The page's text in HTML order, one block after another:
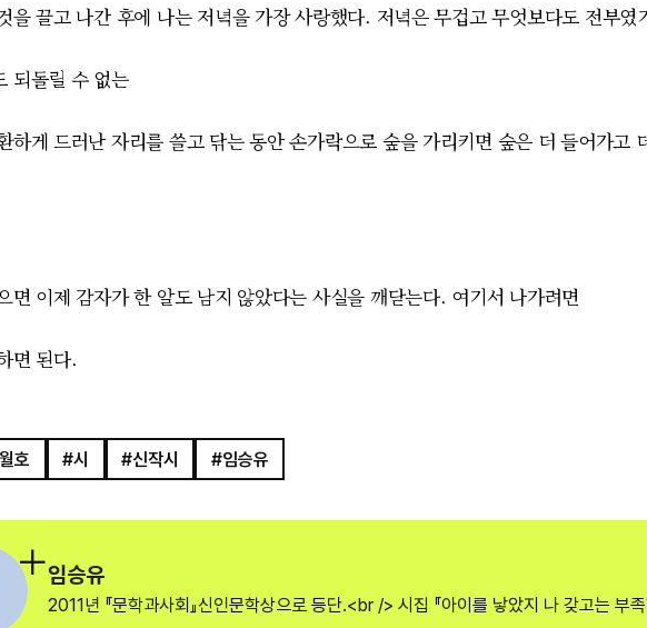
을 끌고 나간 후에 나는 저녁을 가장 사랑했다. 저녁은 무겁고 무엇보다도 전부였
되돌릴 수 없는
하게 드러난 자리를 쓸고 닦는 동안 손가락으로 숲을 가리키면 숲은 더 들어가고
면 이제 감자가 한 알도 남지 않았다는 사실을 깨닫는다. 여기서 나가려면
면 된다.
호 #시 #신작시 #임승유
임승유
2011년 『문학과사회』신인문학상으로 등단.<br /> 시집 『아이를 낳았지 나 갖고는 부족